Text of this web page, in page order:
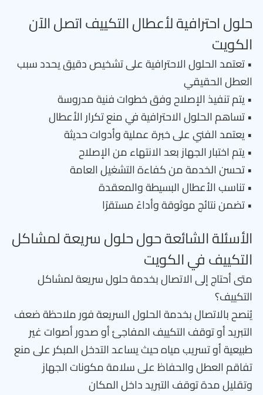
حلول احترافية لأعطال التكييف اتصل الآن
الكويت
• تعتمد الحلول الاحترافية على تشخيص دقيق يحدد سبب
العطل الحقيقي
• يتم تنفيذ الإصلاح وفق خطوات فنية مدروسة
• تساهم الحلول الاحترافية في منع تكرار الأعطال
• يعتمد الفني على خبرة عملية وأدوات حديثة
• يتم اختبار الجهاز بعد الانتهاء من الإصلاح
• تحسن الخدمة من كفاءة التشغيل العامة
• تناسب الأعطال البسيطة والمعقدة
• تضمن نتائج موثوقة وأداءً مستقرًا
الأسئلة الشائعة حول حلول سريعة لمشاكل
التكييف في الكويت
متى أحتاج إلى الاتصال بخدمة حلول سريعة لمشاكل
التكييف؟
يُنصح بالاتصال بخدمة الحلول السريعة فور ملاحظة ضعف
التبريد أو توقف التكييف المفاجئ أو صدور أصوات غير
طبيعية أو تسريب مياه حيث يساعد التدخل المبكر على منع
تفاقم العطل والحفاظ على سلامة مكونات الجهاز
وتقليل مدة توقف التبريد داخل المكان